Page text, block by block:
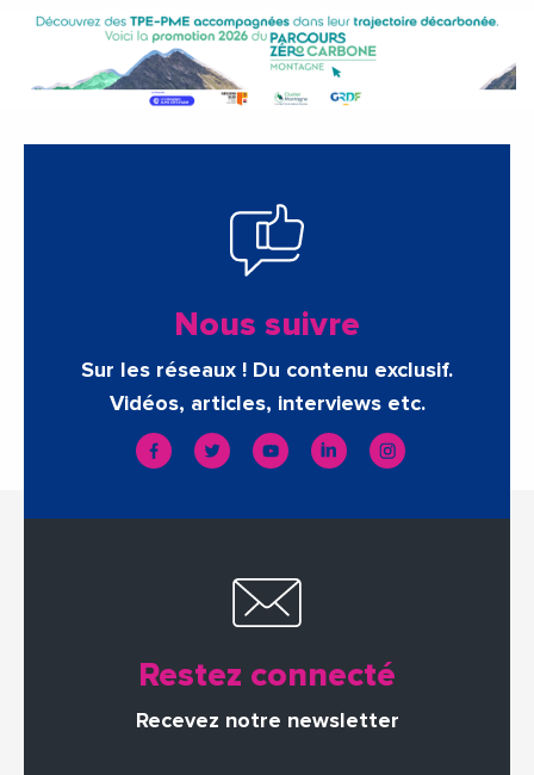
Nous suivre
Sur les réseaux ! Du contenu exclusif.
Vidéos, articles, interviews etc.
Restez connecté
Recevez notre newsletter